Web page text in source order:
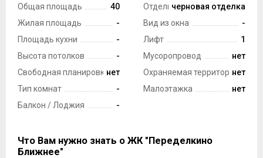
Общая площадь
40
Жилая площадь
-
Площадь кухни
-
Высота потолков
-
Свободная планировканет
Тип комнат
-
Балкон / Лоджия
-
Отделкачерновая отделка
Вид из окна
-
Лифт
1
Мусоропровод
нет
Охраняемая территориянет
Малоэтажка
нет
Что Вам нужно знать о ЖК "Переделкино
Ближнее"